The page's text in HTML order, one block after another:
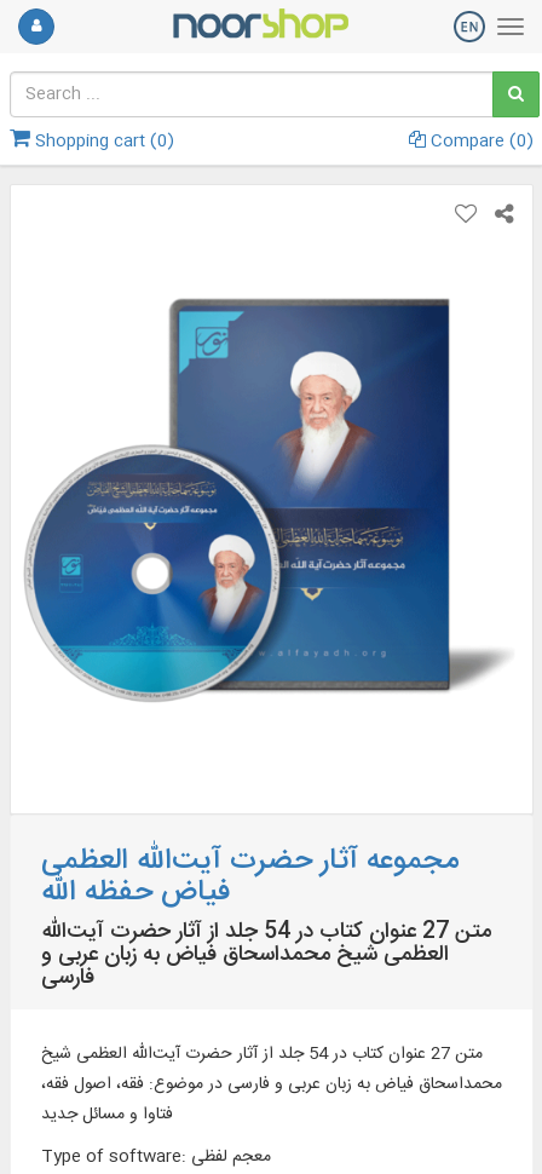
Shopping cart (0) Compare (0)
مجموعه آثار حضرت آیت‌الله العظمی
فیاض حفظه الله
متن 27 عنوان كتاب در 54 جلد از آثار حضرت آیت‌الله
العظمی شیخ محمداسحاق فیاض به زبان عربی و
فارسی
متن 27 عنوان كتاب در 54 جلد از آثار حضرت آیت‌الله العظمی شیخ
محمداسحاق فیاض به زبان عربی و فارسی در موضوع: فقه، اصول فقه،
فتاوا و مسائل جدید
Type of software: معجم لفظی